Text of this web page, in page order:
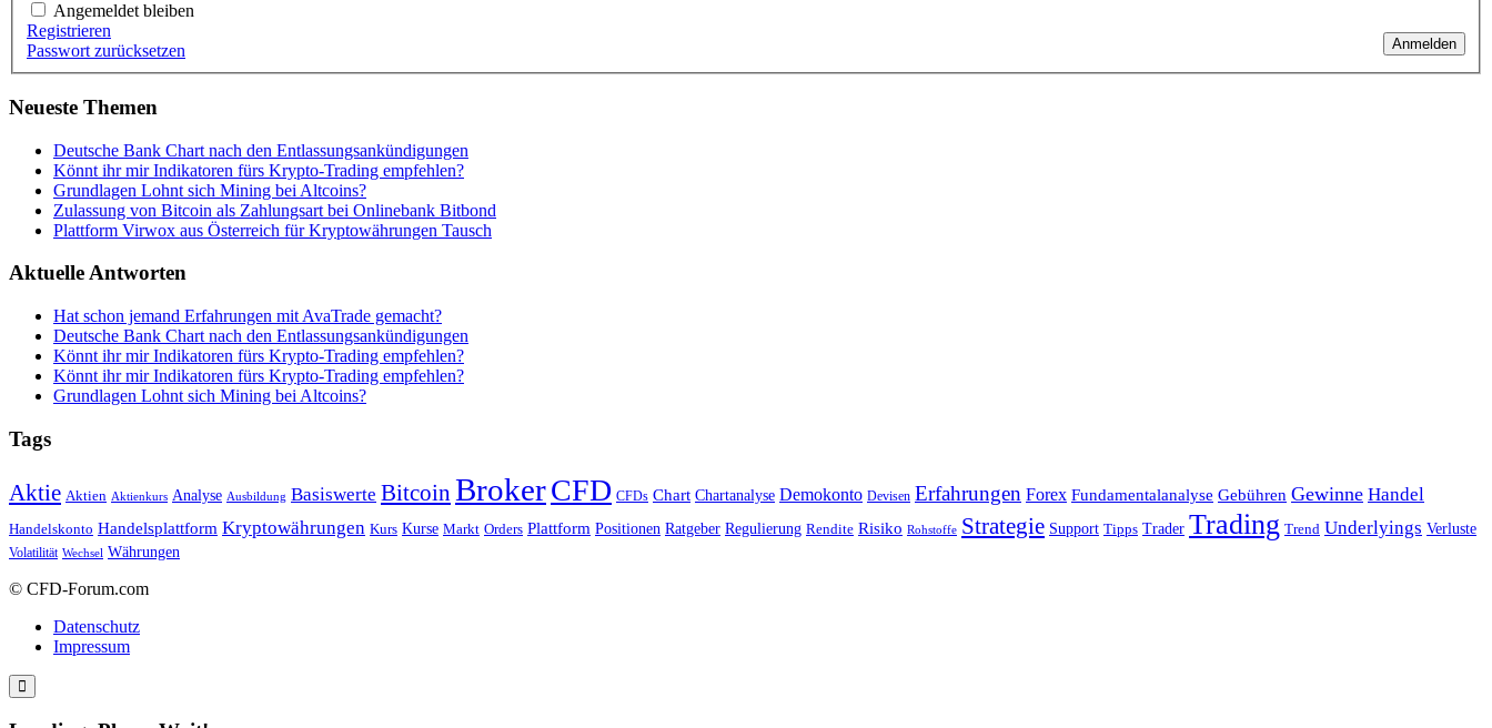
Angemeldet bleiben
Anmelden
Registrieren
Passwort zurücksetzen
Neueste Themen
Deutsche Bank Chart nach den Entlassungsankündigungen
Könnt ihr mir Indikatoren fürs Krypto-Trading empfehlen?
Grundlagen Lohnt sich Mining bei Altcoins?
Zulassung von Bitcoin als Zahlungsart bei Onlinebank Bitbond
Plattform Virwox aus Österreich für Kryptowährungen Tausch
Aktuelle Antworten
Hat schon jemand Erfahrungen mit AvaTrade gemacht?
Deutsche Bank Chart nach den Entlassungsankündigungen
Könnt ihr mir Indikatoren fürs Krypto-Trading empfehlen?
Könnt ihr mir Indikatoren fürs Krypto-Trading empfehlen?
Grundlagen Lohnt sich Mining bei Altcoins?
Tags
Aktie Aktien Aktienkurs Analyse Ausbildung Basiswerte Bitcoin BrokerCFD CFDs Chart Chartanalyse Demokonto Devisen Erfahrungen Forex Fundamentalanalyse Gebühren Gewinne Handel
Handelskonto Handelsplattform Kryptowährungen Kurs Kurse Markt Orders Plattform Positionen Ratgeber Regulierung Rendite Risiko Rohstoffe Strategie Support Tipps Trader Trading Trend Underlyings Verluste
Volatilität Wechsel Währungen
© CFD-Forum.com
Datenschutz
Impressum